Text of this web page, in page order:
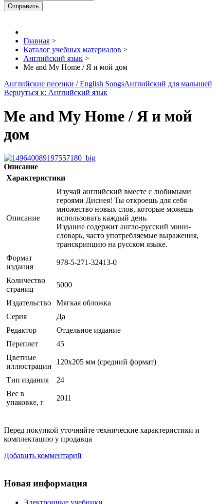
Главная >
Каталог учебных материалов >
Английский язык >
Me and My Home / Я и мой дом
Английские песенки / English SongsАнглийский для малышей
Вернуться к: Английский язык
Me and My Home / Я и мой
дом
Описание
Характеристики
Описание
Изучай английский вместе с любимыми
героями Диснея! Ты откроешь для себя
множество новых слов, которые можешь
использовать каждый день.
Издание содержит англо-русский мини-
словарь, часто употребляемые выражения,
транскрипцию на русском языке.
Формат
издания
978-5-271-32413-0
Количество
страниц
5000
Издательство
Мягкая обложка
Серия
Да
Редактор
Отдельное издание
Переплет
45
Цветные
иллюстрации
120x205 мм (средний формат)
Тип издания
24
Вес в
упаковке, г
2011
Перед покупкой уточняйте технические характеристики и
комплектацию у продавца
Добавить комментарий
Новая информация
Электронные учебники